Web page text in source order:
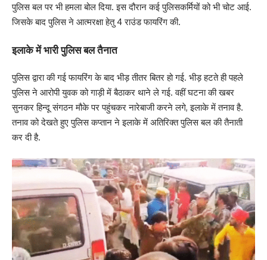
पुलिस बल पर भी हमला बोल दिया. इस दौरान कई पुलिसकर्मियों को भी चोट आई.
जिसके बाद पुलिस ने आत्मरक्षा हेतु 4 राउंड फायरिंग की.
इलाके में भारी पुलिस बल तैनात
पुलिस द्वारा की गई फायरिंग के बाद भीड़ तीतर बितर हो गई. भीड़ हटते ही पहले
पुलिस ने आरोपी युवक को गाड़ी में बैठाकर थाने ले गई. वहीं घटना की खबर
सुनकर हिन्दू संगठन मौके पर पहुंचकर नारेबाजी करने लगे, इलाके में तनाव है.
तनाव को देखते हुए पुलिस कप्तान ने इलाके में अतिरिक्त पुलिस बल की तैनाती
कर दी है.